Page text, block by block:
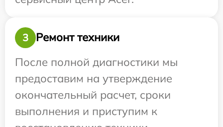
3
Ремонт техники
После полной диагностики мы
предоставим на утверждение
окончательный расчет, сроки
выполнения и приступим к